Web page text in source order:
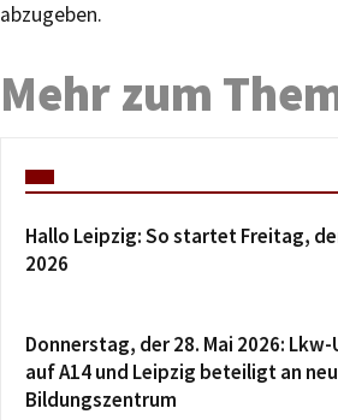
abzugeben.
Mehr zum
Hallo Leipzig: So startet Freitag,
2026
Donnerstag, der 28. Mai 2026:
auf A14 und Leipzig beteiligt an
Bildungszentrum